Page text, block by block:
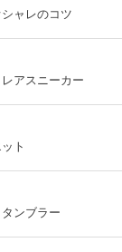
ャレのコツ
アスニーカー
ト
ンブラー